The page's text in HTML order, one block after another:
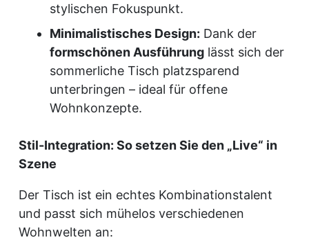
stylischen Fokuspunkt.
Minimalistisches Design: Dank der
formschönen Ausführung lässt sich der
sommerliche Tisch platzsparend
unterbringen – ideal für offene
Wohnkonzepte.
Stil-Integration: So setzen Sie den „Live“ in
Szene
Der Tisch ist ein echtes Kombinationstalent
und passt sich mühelos verschiedenen
Wohnwelten an: